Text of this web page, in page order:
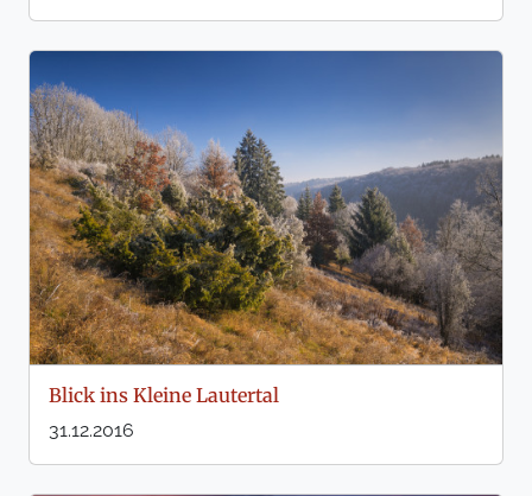
Blick ins Kleine Lautertal
31.12.2016